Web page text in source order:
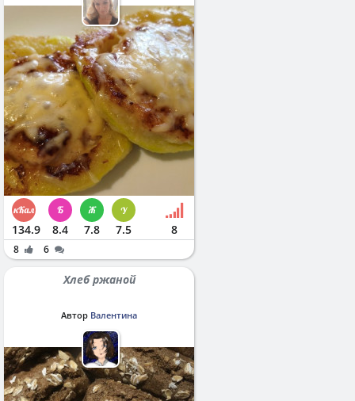
134.9 8.4 7.8 7.5 8
8 6
Хлеб ржаной
Автор Валентина